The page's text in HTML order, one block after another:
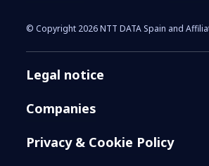
© Copyright 2026 NTT DATA Spain and
Legal notice
Companies
Privacy & Cookie Policy